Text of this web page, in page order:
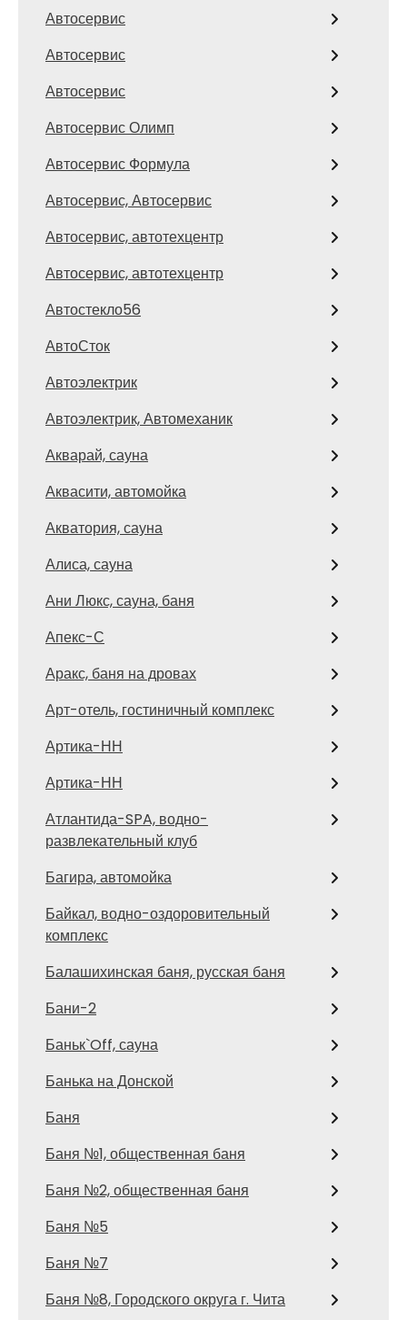
Автосервис
Автосервис
Автосервис
Автосервис Олимп
Автосервис Формула
Автосервис, Автосервис
Автосервис, автотехцентр
Автосервис, автотехцентр
Автостекло56
АвтоСток
Автоэлектрик
Автоэлектрик, Автомеханик
Акварай, сауна
Аквасити, автомойка
Акватория, сауна
Алиса, сауна
Ани Люкс, сауна, баня
Апекс-С
Аракс, баня на дровах
Арт-отель, гостиничный комплекс
Артика-НН
Артика-НН
Атлантида-SPA, водно-
развлекательный клуб
Багира, автомойка
Байкал, водно-оздоровительный
комплекс
Балашихинская баня, русская баня
Бани-2
Баньк`Off, сауна
Банька на Донской
Баня
Баня №1, общественная баня
Баня №2, общественная баня
Баня №5
Баня №7
Баня №8, Городского округа г. Чита